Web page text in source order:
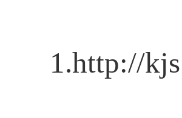
1.http://